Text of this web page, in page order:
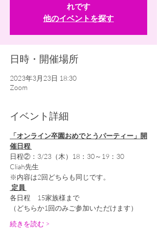
れです
他のイベントを探す
日時・開催場所
2023年3月23日 18:30
Zoom
イベント詳細
「オンライン卒園おめでとうパーティー」開
催日程
日程②：3/23（木）18：30～19：30
Cliah先生
※内容は2回どちらも同じです。
定員
各日程　15家族様まで
（どちらか1回のみご参加いただけます）
続きを読む >